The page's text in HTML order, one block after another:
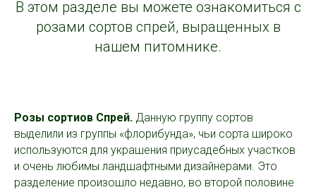
В этом разделе вы можете ознакомиться с
розами сортов спрей, выращенных в
нашем питомнике.
Розы сортиов Спрей. Данную группу сортов
выделили из группы «флорибунда», чьи сорта широко
используются для украшения приусадебных участков
и очень любимы ландшафтными дизайнерами. Это
разделение произошло недавно, во второй половине